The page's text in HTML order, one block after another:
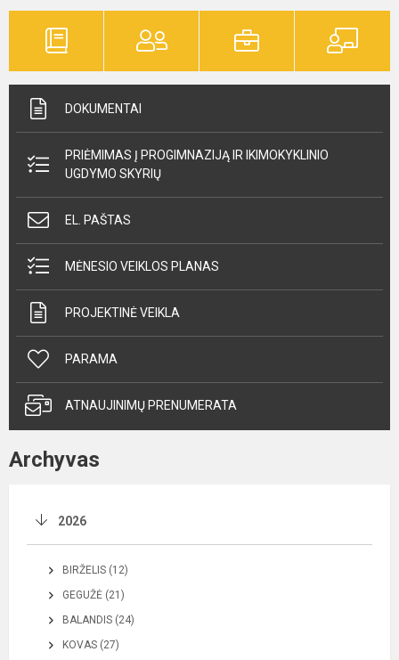
DOKUMENTAI
PRIĖMIMAS Į PROGIMNAZIJĄ IR IKIMOKYKLINIO
UGDYMO SKYRIŲ
EL. PAŠTAS
MĖNESIO VEIKLOS PLANAS
PROJEKTINĖ VEIKLA
PARAMA
ATNAUJINIMŲ PRENUMERATA
Archyvas
2026
BIRŽELIS (12)
GEGUŽĖ (21)
BALANDIS (24)
KOVAS (27)